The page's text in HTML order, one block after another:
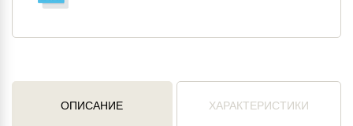
ОПИСАНИЕ ХАРАКТЕРИСТИКИ